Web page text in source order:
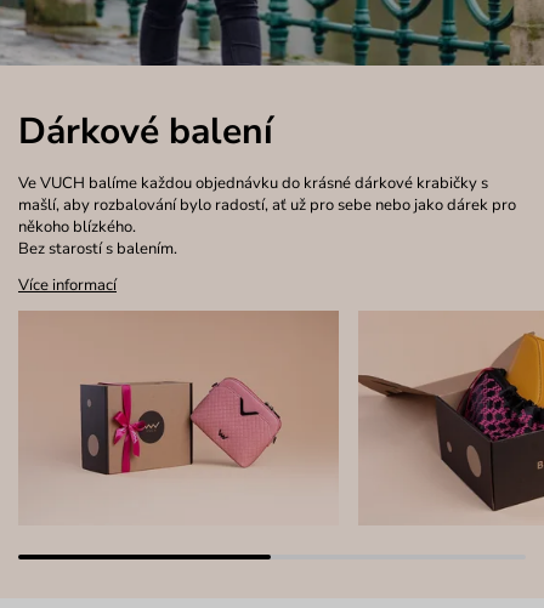
Dárkové balení
Ve VUCH balíme každou objednávku do krásné dárkové krabičky s
mašlí, aby rozbalování bylo radostí, ať už pro sebe nebo jako dárek pro
někoho blízkého.
Bez starostí s balením.
Více informací